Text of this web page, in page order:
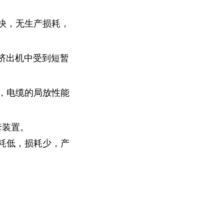
，无生产损耗，
出机中受到短暂
电缆的局放性能
置。
低，损耗少，产